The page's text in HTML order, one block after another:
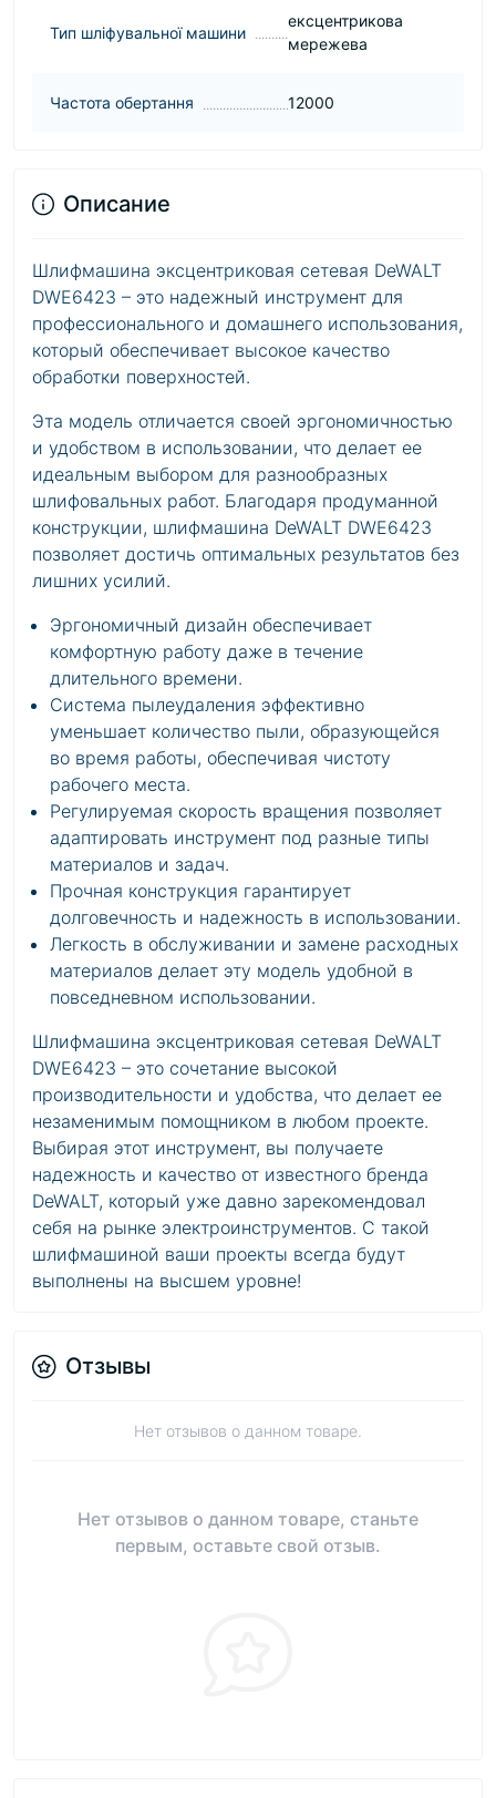
Тип шліфувальної машини
ексцентрикова
мережева
Частота обертання 12000
Описание
Шлифмашина эксцентриковая сетевая DeWALT
DWE6423 – это надежный инструмент для
профессионального и домашнего использования,
который обеспечивает высокое качество
обработки поверхностей.
Эта модель отличается своей эргономичностью
и удобством в использовании, что делает ее
идеальным выбором для разнообразных
шлифовальных работ. Благодаря продуманной
конструкции, шлифмашина DeWALT DWE6423
позволяет достичь оптимальных результатов без
лишних усилий.
Эргономичный дизайн обеспечивает
комфортную работу даже в течение
длительного времени.
Система пылеудаления эффективно
уменьшает количество пыли, образующейся
во время работы, обеспечивая чистоту
рабочего места.
Регулируемая скорость вращения позволяет
адаптировать инструмент под разные типы
материалов и задач.
Прочная конструкция гарантирует
долговечность и надежность в использовании.
Легкость в обслуживании и замене расходных
материалов делает эту модель удобной в
повседневном использовании.
Шлифмашина эксцентриковая сетевая DeWALT
DWE6423 – это сочетание высокой
производительности и удобства, что делает ее
незаменимым помощником в любом проекте.
Выбирая этот инструмент, вы получаете
надежность и качество от известного бренда
DeWALT, который уже давно зарекомендовал
себя на рынке электроинструментов. С такой
шлифмашиной ваши проекты всегда будут
выполнены на высшем уровне!
Отзывы
Нет отзывов о данном товаре.
Нет отзывов о данном товаре, станьте
первым, оставьте свой отзыв.